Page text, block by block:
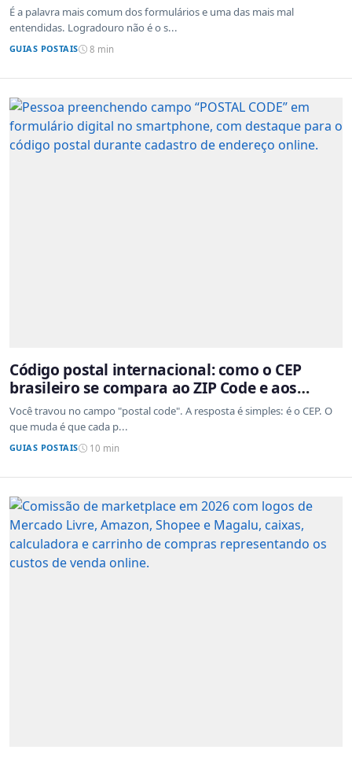
É a palavra mais comum dos formulários e uma das mais mal
entendidas. Logradouro não é o s...
GUIAS POSTAIS 8 min
Código postal internacional: como o CEP
brasileiro se compara ao ZIP Code e aos
sistemas de outros países
Você travou no campo "postal code". A resposta é simples: é o CEP. O
que muda é que cada p...
GUIAS POSTAIS 10 min